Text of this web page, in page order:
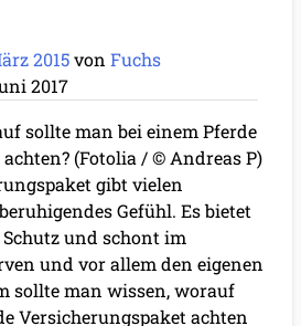
2015von Fuchs
2017
sollte man bei einem Pferde
(Fotolia / © Andreas P)
gibt vielen
Gefühl. Es bietet
und schont im
und vor allem den eigenen
sollte man wissen, worauf
Versicherungspaket achten